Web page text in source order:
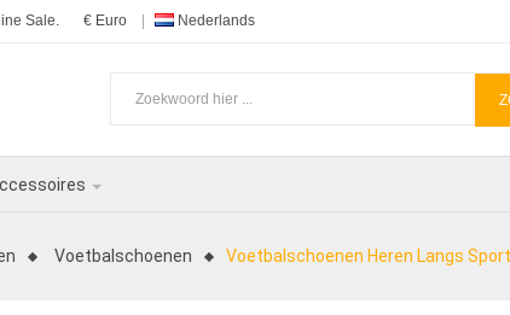
Sale. € Euro Nederlands
Voetbalschoenen Voetbalschoenen Heren Langs